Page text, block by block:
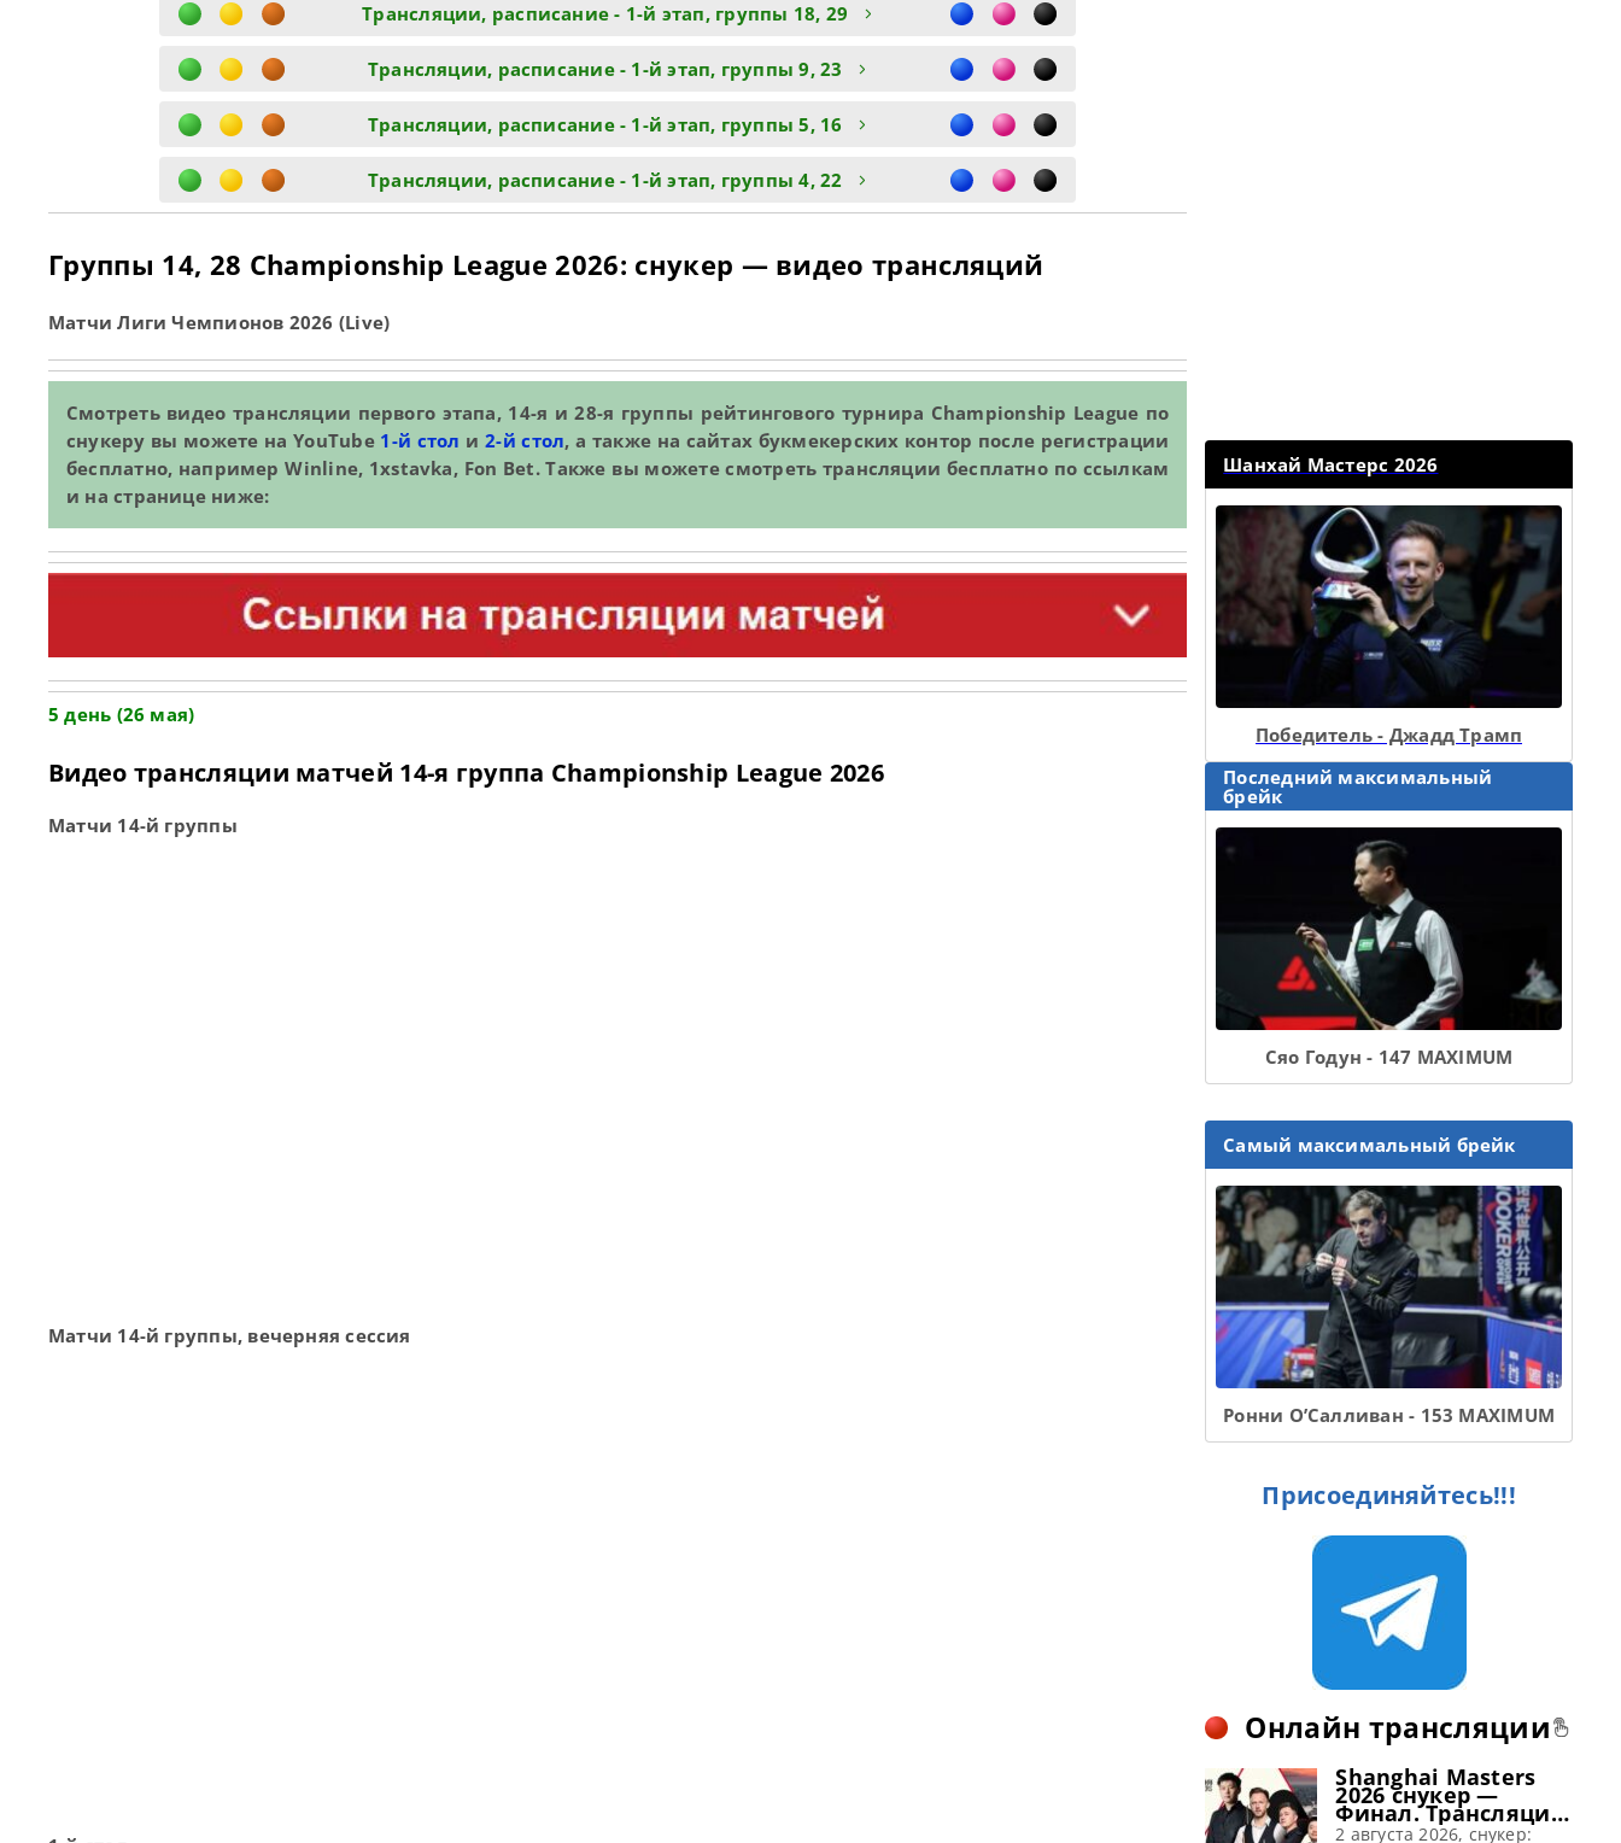
Трансляции, расписание - 1-й этап, группы 18, 29
Трансляции, расписание - 1-й этап, группы 9, 23
Трансляции, расписание - 1-й этап, группы 5, 16
Трансляции, расписание - 1-й этап, группы 4, 22
Группы 14, 28 Championship League 2026: снукер — видео трансляций
Матчи Лиги Чемпионов 2026 (Live)
Смотреть видео трансляции первого этапа, 14-я и 28-я группы рейтингового турнира Championship League по
снукеру вы можете на YouTube 1-й стол и2-й стол, а также на сайтах букмекерских контор после регистрации
бесплатно, например Winline, 1xstavka, Fon Bet. Также вы можете смотреть трансляции бесплатно по ссылкам
и на странице ниже:
5 день (26 мая)
Видео трансляции матчей 14-я группа Championship League 2026
Матчи 14-й группы
Матчи 14-й группы, вечерняя сессия
Шанхай Мастерс 2026
Победитель - Джадд Трамп
Последний максимальный
брейк
Сяо Годун - 147 MAXIMUM
Самый максимальный брейк
Ронни О’Салливан - 153 MAXIMUM
Присоединяйтесь!!!
Онлайн трансляции
Shanghai Masters
2026 снукер —
Финал. Трансляции
расписание
2 августа 2026, снукер: